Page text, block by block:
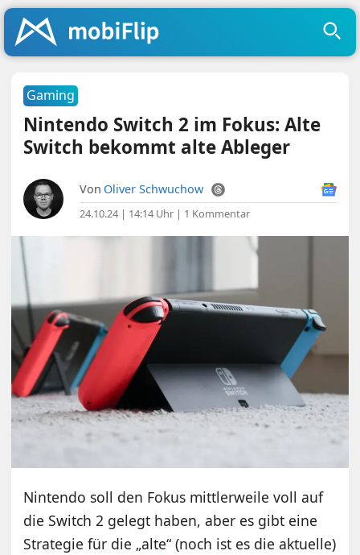
Gaming
Nintendo Switch 2 im Fokus: Alte
Switch bekommt alte Ableger
Von Oliver Schwuchow
24.10.24 | 14:14 Uhr | 1 Kommentar
Nintendo soll den Fokus mittlerweile voll auf
die Switch 2 gelegt haben, aber es gibt eine
Strategie für die „alte“ (noch ist es die aktuelle)